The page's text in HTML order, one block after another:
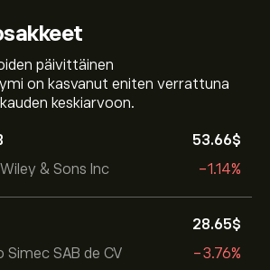
päivittäinen
on kasvanut eniten verrattuna
keskiarvoon.
& Sons Inc
53.66‎$‎
-1.14%
Simec SAB de CV
28.65‎$‎
-3.76%